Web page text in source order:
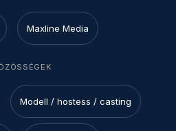
Maxline Media
Modell / hostess / casting